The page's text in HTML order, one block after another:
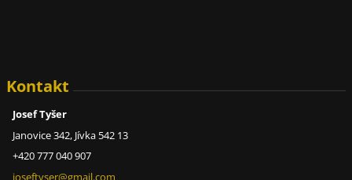
Kontakt
Josef Tyšer
Janovice 342, Jívka 542 13
+420 777 040 907
joseftyser@gmail.com